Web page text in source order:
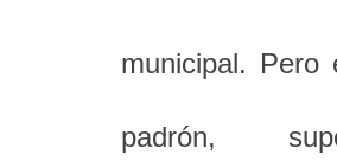
municipal. Pero
padrón,